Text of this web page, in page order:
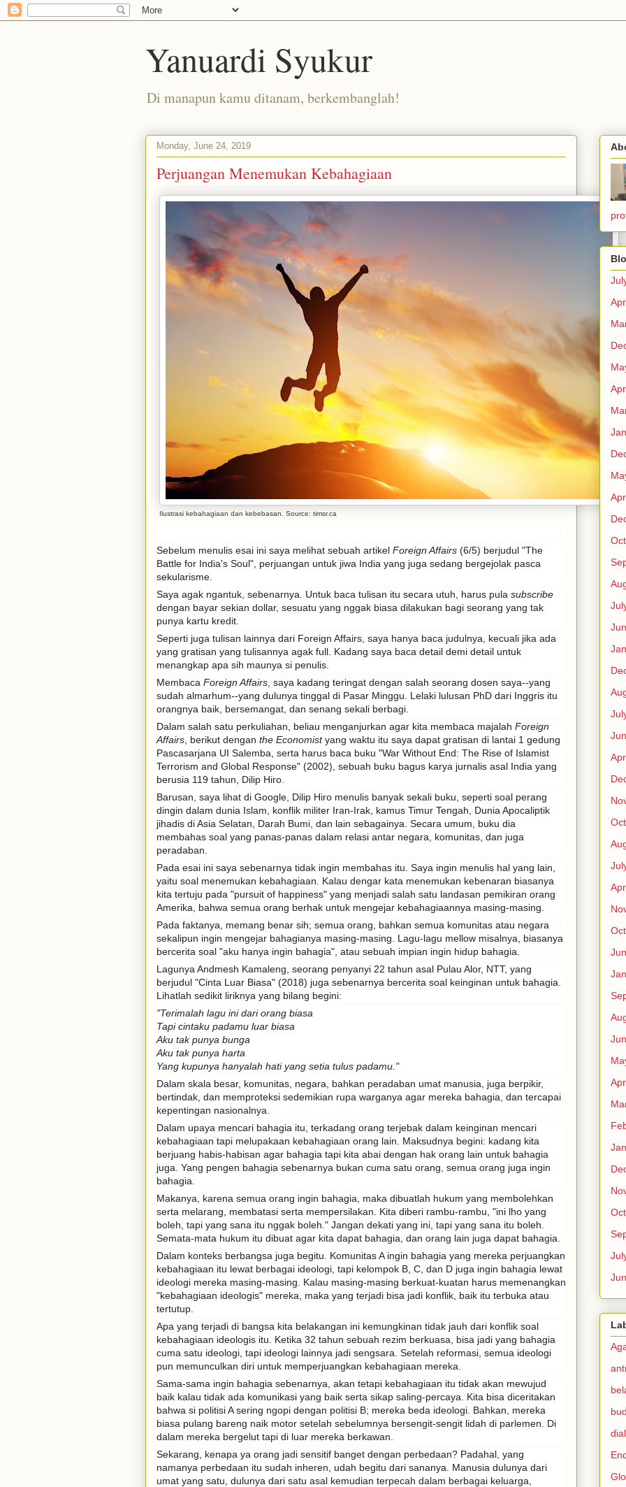
Yanuardi Syukur
Di manapun kamu ditanam, berkembanglah!
Monday, June 24, 2019
Perjuangan Menemukan Kebahagiaan
Ilustrasi kebahagiaan dan kebebasan. Source: timsr.ca
Sebelum menulis esai ini saya melihat sebuah artikel Foreign Affairs (6/5) berjudul "The
Battle for India's Soul", perjuangan untuk jiwa India yang juga sedang bergejolak pasca
sekularisme.
Saya agak ngantuk, sebenarnya. Untuk baca tulisan itu secara utuh, harus pula subscribe
dengan bayar sekian dollar, sesuatu yang nggak biasa dilakukan bagi seorang yang tak
punya kartu kredit.
Seperti juga tulisan lainnya dari Foreign Affairs, saya hanya baca judulnya, kecuali jika ada
yang gratisan yang tulisannya agak full. Kadang saya baca detail demi detail untuk
menangkap apa sih maunya si penulis.
Membaca Foreign Affairs , saya kadang teringat dengan salah seorang dosen saya--yang
sudah almarhum--yang dulunya tinggal di Pasar Minggu. Lelaki lulusan PhD dari Inggris itu
orangnya baik, bersemangat, dan senang sekali berbagi.
Dalam salah satu perkuliahan, beliau menganjurkan agar kita membaca majalah Foreign
Affairs , berikut dengan the Economistyang waktu itu saya dapat gratisan di lantai 1 gedung
Pascasarjana UI Salemba, serta harus baca buku "War Without End: The Rise of Islamist
Terrorism and Global Response" (2002), sebuah buku bagus karya jurnalis asal India yang
berusia 119 tahun, Dilip Hiro.
Barusan, saya lihat di Google, Dilip Hiro menulis banyak sekali buku, seperti soal perang
dingin dalam dunia Islam, konflik militer Iran-Irak, kamus Timur Tengah, Dunia Apocaliptik
jihadis di Asia Selatan, Darah Bumi, dan lain sebagainya. Secara umum, buku dia
membahas soal yang panas-panas dalam relasi antar negara, komunitas, dan juga
peradaban.
Pada esai ini saya sebenarnya tidak ingin membahas itu. Saya ingin menulis hal yang lain,
yaitu soal menemukan kebahagiaan. Kalau dengar kata menemukan kebenaran biasanya
kita tertuju pada "pursuit of happiness" yang menjadi salah satu landasan pemikiran orang
Amerika, bahwa semua orang berhak untuk mengejar kebahagiaannya masing-masing.
Pada faktanya, memang benar sih; semua orang, bahkan semua komunitas atau negara
sekalipun ingin mengejar bahagianya masing-masing. Lagu-lagu mellow misalnya, biasanya
bercerita soal "aku hanya ingin bahagia", atau sebuah impian ingin hidup bahagia.
Lagunya Andmesh Kamaleng, seorang penyanyi 22 tahun asal Pulau Alor, NTT, yang
berjudul "Cinta Luar Biasa" (2018) juga sebenarnya bercerita soal keinginan untuk bahagia.
Lihatlah sedikit liriknya yang bilang begini:
"Terimalah lagu ini dari orang biasa
Tapi cintaku padamu luar biasa
Aku tak punya bunga
Aku tak punya harta
Yang kupunya hanyalah hati yang setia tulus padamu."
Dalam skala besar, komunitas, negara, bahkan peradaban umat manusia, juga berpikir,
bertindak, dan memproteksi sedemikian rupa warganya agar mereka bahagia, dan tercapai
kepentingan nasionalnya.
Dalam upaya mencari bahagia itu, terkadang orang terjebak dalam keinginan mencari
kebahagiaan tapi melupakaan kebahagiaan orang lain. Maksudnya begini: kadang kita
berjuang habis-habisan agar bahagia tapi kita abai dengan hak orang lain untuk bahagia
juga. Yang pengen bahagia sebenarnya bukan cuma satu orang, semua orang juga ingin
bahagia.
Makanya, karena semua orang ingin bahagia, maka dibuatlah hukum yang membolehkan
serta melarang, membatasi serta mempersilakan. Kita diberi rambu-rambu, "ini lho yang
boleh, tapi yang sana itu nggak boleh." Jangan dekati yang ini, tapi yang sana itu boleh.
Semata-mata hukum itu dibuat agar kita dapat bahagia, dan orang lain juga dapat bahagia.
Dalam konteks berbangsa juga begitu. Komunitas A ingin bahagia yang mereka perjuangkan
kebahagiaan itu lewat berbagai ideologi, tapi kelompok B, C, dan D juga ingin bahagia lewat
ideologi mereka masing-masing. Kalau masing-masing berkuat-kuatan harus memenangkan
"kebahagiaan ideologis" mereka, maka yang terjadi bisa jadi konflik, baik itu terbuka atau
tertutup.
Apa yang terjadi di bangsa kita belakangan ini kemungkinan tidak jauh dari konflik soal
kebahagiaan ideologis itu. Ketika 32 tahun sebuah rezim berkuasa, bisa jadi yang bahagia
cuma satu ideologi, tapi ideologi lainnya jadi sengsara. Setelah reformasi, semua ideologi
pun memunculkan diri untuk memperjuangkan kebahagiaan mereka.
Sama-sama ingin bahagia sebenarnya, akan tetapi kebahagiaan itu tidak akan mewujud
baik kalau tidak ada komunikasi yang baik serta sikap saling-percaya. Kita bisa diceritakan
bahwa si politisi A sering ngopi dengan politisi B; mereka beda ideologi. Bahkan, mereka
biasa pulang bareng naik motor setelah sebelumnya bersengit-sengit lidah di parlemen. Di
dalam mereka bergelut tapi di luar mereka berkawan.
Sekarang, kenapa ya orang jadi sensitif banget dengan perbedaan? Padahal, yang
namanya perbedaan itu sudah inheren, udah begitu dari sananya. Manusia dulunya dari
umat yang satu, dulunya dari satu asal kemudian terpecah dalam berbagai keluarga,